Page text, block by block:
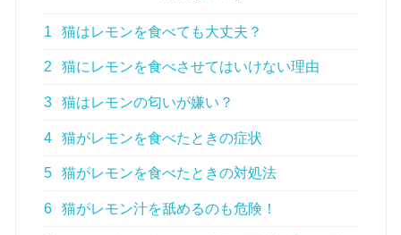
1 猫はレモンを食べても大丈夫？
2 猫にレモンを食べさせてはいけない理由
3 猫はレモンの匂いが嫌い？
4 猫がレモンを食べたときの症状
5 猫がレモンを食べたときの対処法
6 猫がレモン汁を舐めるのも危険！